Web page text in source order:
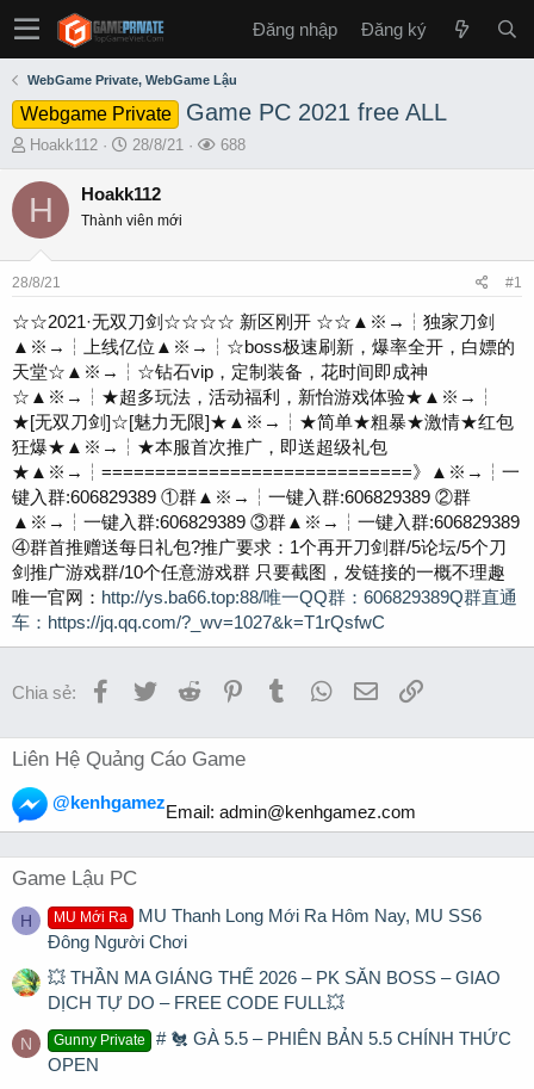
Đăng nhập Đăng ký
WebGame Private, WebGame Lậu
Webgame Private Game PC 2021 free ALL
T
r
e
s
a
r
t
e
Hoakk112
S
a
t
e
28/8/21
L
688
H Hoakk112
Thành viên mới
28/8/21 #1
☆☆2021·无双刀剑☆☆☆☆ 新区刚开 ☆☆▲※→┆独家刀剑
▲※→┆上线亿位▲※→┆☆boss极速刷新，爆率全开，白嫖的
天堂☆▲※→┆☆钻石vip，定制装备，花时间即成神
☆▲※→┆★超多玩法，活动福利，新怡游戏体验★▲※→┆
★[无双刀剑]☆[魅力无限]★▲※→┆★简单★粗暴★激情★红包
狂爆★▲※→┆★本服首次推广，即送超级礼包
★▲※→┆=============================》▲※→┆一
键入群:606829389 ①群▲※→┆一键入群:606829389 ②群
▲※→┆一键入群:606829389 ③群▲※→┆一键入群:606829389
④群首推赠送每日礼包?推广要求：1个再开刀剑群/5论坛/5个刀
剑推广游戏群/10个任意游戏群 只要截图，发链接的一概不理趣
唯一官网： http://ys.ba66.top:88/唯一QQ群：606829389Q群直通
车：https://jq.qq.com/?_wv=1027&k=T1rQsfwC
Chia sẻ: Facebook
TwitterReddit PinterestTumblrWhatsApp
EmailLink
Liên Hệ Quảng Cáo Game
@kenhgamezEmail: admin@kenhgamez.com
Game Lậu PC
H MU Mới Ra
MU Thanh Long Mới Ra Hôm Nay, MU SS6
Đông Người Chơi
💥 THẦN MA GIÁNG THẾ 2026 – PK SĂN BOSS – GIAO
DỊCH TỰ DO – FREE CODE FULL💥
N Gunny Private
# 🐔 GÀ 5.5 – PHIÊN BẢN 5.5 CHÍNH THỨC
OPEN